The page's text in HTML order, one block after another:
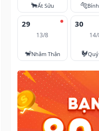
🐂Ất Sửu 🐅
29
13/8
🐒Nhâm Thân
30
🐓